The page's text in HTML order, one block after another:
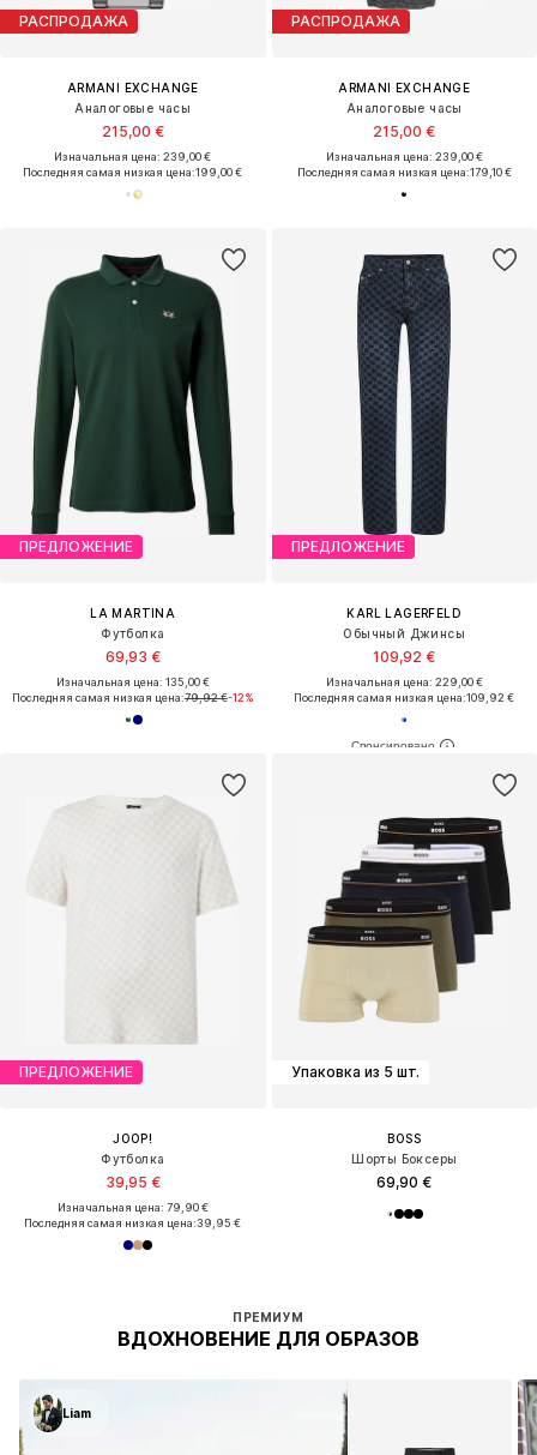
РАСПРОДАЖА
ARMANI EXCHANGE
Аналоговые часы
215,00 €
Изначальная цена: 239,00 €
Последняя самая низкая цена:199,00 €
РАСПРОДАЖА
ARMANI EXCHANGE
Аналоговые часы
215,00 €
Изначальная цена: 239,00 €
Последняя самая низкая цена:179,10 €
ПРЕДЛОЖЕНИЕ
LA MARTINA
Футболка
69,93 €
Изначальная цена: 135,00 €
Последняя самая низкая цена:79,92 €-12%
ПРЕДЛОЖЕНИЕ
KARL LAGERFELD
Обычный Джинсы
109,92 €
Изначальная цена: 229,00 €
Последняя самая низкая цена:109,92 €
ПРЕДЛОЖЕНИЕ
JOOP!
Футболка
39,95 €
Изначальная цена: 79,90 €
Последняя самая низкая цена:39,95 €
Упаковка из 5 шт.
BOSS
Шорты Боксеры
69,90 €
ПРЕМИУМ
ВДОХНОВЕНИЕ ДЛЯ ОБРАЗОВ
Liam